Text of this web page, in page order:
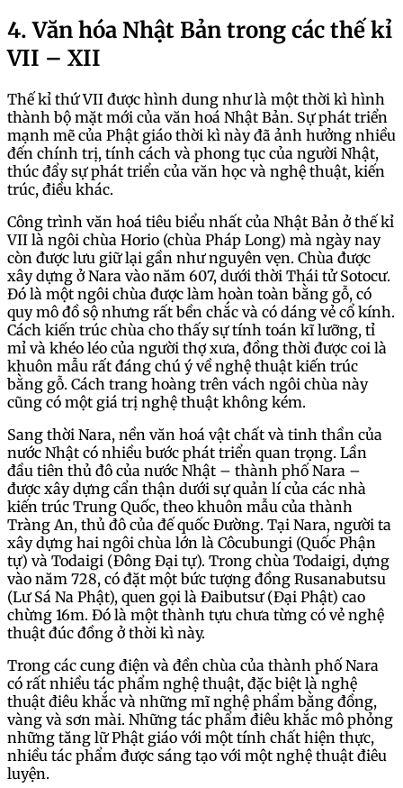
4. Văn hóa Nhật Bản trong các thế kỉ
VII – XII
Thế kỉ thứ VII được hình dung như là một thời kì hình
thành bộ mặt mới của văn hoá Nhật Bản. Sự phát triển
mạnh mẽ của Phật giáo thời kì này đã ảnh hưởng nhiều
đến chính trị, tính cách và phong tục của người Nhật,
thúc đẩy sự phát triển của văn học và nghệ thuật, kiến
trúc, điều khác.
Công trình văn hoá tiêu biểu nhất của Nhật Bản ở thế kỉ
VII là ngôi chùa Horio (chùa Pháp Long) mà ngày nay
còn được lưu giữ lại gần như nguyên vẹn. Chùa được
xây dựng ở Nara vào năm 607, dưới thời Thái tử Sotocư.
Đó là một ngôi chùa được làm hoàn toàn bằng gỗ, có
quy mô đồ sộ nhưng rất bền chắc và có dáng vẻ cổ kính.
Cách kiến trúc chùa cho thấy sự tính toán kĩ lưỡng, tỉ
mỉ và khéo léo của người thợ xưa, đồng thời được coi là
khuôn mẫu rất đáng chú ý về nghệ thuật kiến trúc
bằng gỗ. Cách trang hoàng trên vách ngôi chùa này
cũng có một giá trị nghệ thuật không kém.
Sang thời Nara, nền văn hoá vật chất và tinh thần của
nước Nhật có nhiều bước phát triển quan trọng. Lần
đầu tiên thủ đô của nước Nhật – thành phố Nara –
được xây dựng cẩn thận dưới sự quản lí của các nhà
kiến trúc Trung Quốc, theo khuôn mẫu của thành
Tràng An, thủ đô của đế quốc Đường. Tại Nara, người ta
xây dựng hai ngôi chùa lớn là Côcubungi (Quốc Phận
tự) và Todaigi (Đông Đại tự). Trong chùa Todaigi, dựng
vào năm 728, có đặt một bức tượng đồng Rusanabutsu
(Lư Sá Na Phật), quen gọi là Đaibutsư (Đại Phật) cao
chừng 16m. Đó là một thành tựu chưa từng có vẻ nghệ
thuật đúc đồng ở thời kì này.
Trong các cung điện và đền chùa của thành phố Nara
có rất nhiều tác phẩm nghệ thuật, đặc biệt là nghệ
thuật điêu khắc và những mĩ nghệ phẩm bằng đồng,
vàng và sơn mài. Những tác phẩm điêu khắc mô phỏng
những tăng lữ Phật giáo với một tính chất hiện thực,
nhiều tác phẩm được sáng tạo với một nghệ thuật điêu
luyện.